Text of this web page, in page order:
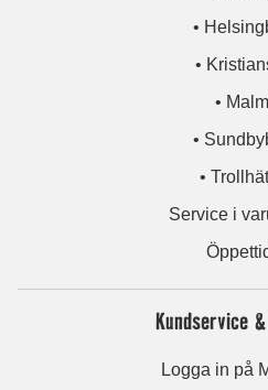
•
•
•
•
•
Service i
Kundservice
Logga in på